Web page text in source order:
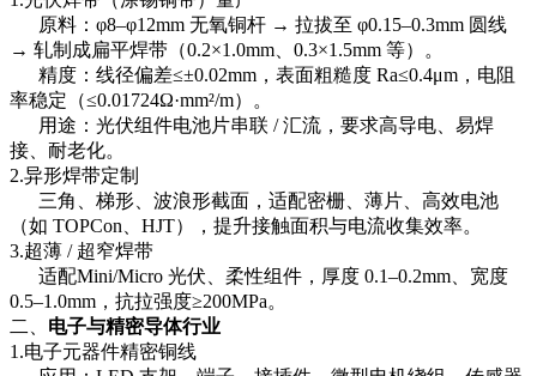
原料：φ8–φ12mm 无氧铜杆 → 拉拔至 φ0.15–0.3mm 圆线
→ 轧制成扁平焊带（0.2×1.0mm、0.3×1.5mm 等）。
精度：线径偏差≤±0.02mm，表面粗糙度 Ra≤0.4μm，电阻
率稳定（≤0.01724Ω·mm²/m）。
用途：光伏组件电池片串联 / 汇流，要求高导电、易焊
接、耐老化。
2.异形焊带定制
三角、梯形、波浪形截面，适配密栅、薄片、高效电池
（如 TOPCon、HJT），提升接触面积与电流收集效率。
3.超薄 / 超窄焊带
适配Mini/Micro 光伏、柔性组件，厚度 0.1–0.2mm、宽度
0.5–1.0mm，抗拉强度≥200MPa。
二、 电子与精密导体行业
1.电子元器件精密铜线